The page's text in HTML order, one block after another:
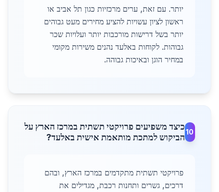
יותר. עם זאת, ערים מרכזיות כגון תל אביב או
ראשון לציון עשויות להציע מחירים מעט גבוהים
יותר בשל דרישות מורכבות יותר ועלויות שכר
גבוהות. לקוחות באלעד נהנים משירות מקומי
במחיר הוגן ובאיכות גבוהה.
10
כיצד משפיעים פרויקטי תשתית במרכז הארץ על
הביקוש למתכת מותאמת אישית באלעד?
פרויקטי תשתית מתקדמים במרכז הארץ, ובהם
דרכים, גשרים ותחנות רכבת, מגדילים את